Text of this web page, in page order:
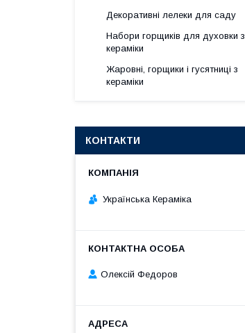
Декоративні лелеки для саду
Набори горщиків для духовки з
кераміки
Жаровні, горщики і гусятниці з
кераміки
КОНТАКТИ
Українська Кераміка
Олексій Федоров